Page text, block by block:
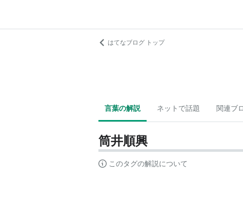
はてなブログ トップ
言葉の解説 ネットで話題 関連ブ
筒井順興
このタグの解説について